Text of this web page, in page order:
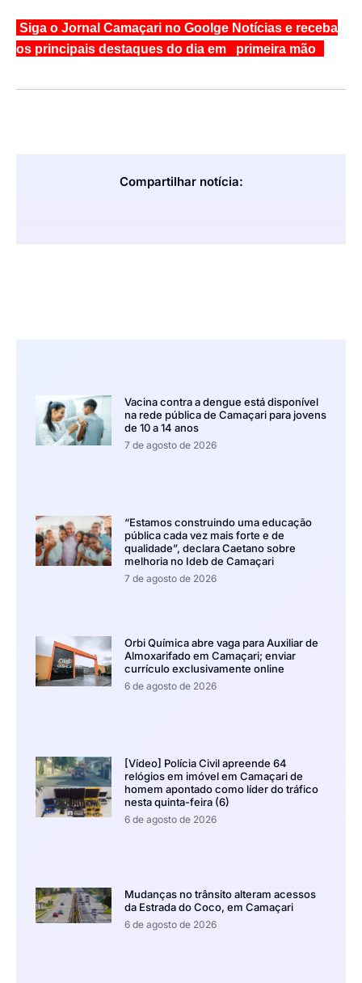
Siga o Jornal Camaçari no Goolge Notícias e receba
os principais destaques do dia em primeira mão
Compartilhar notícia:
Vacina contra a dengue está disponível
na rede pública de Camaçari para jovens
de 10 a 14 anos
7 de agosto de 2026
“Estamos construindo uma educação
pública cada vez mais forte e de
qualidade”, declara Caetano sobre
melhoria no Ideb de Camaçari
7 de agosto de 2026
Orbi Química abre vaga para Auxiliar de
Almoxarifado em Camaçari; enviar
currículo exclusivamente online
6 de agosto de 2026
[Vídeo] Polícia Civil apreende 64
relógios em imóvel em Camaçari de
homem apontado como líder do tráfico
nesta quinta-feira (6)
6 de agosto de 2026
Mudanças no trânsito alteram acessos
da Estrada do Coco, em Camaçari
6 de agosto de 2026